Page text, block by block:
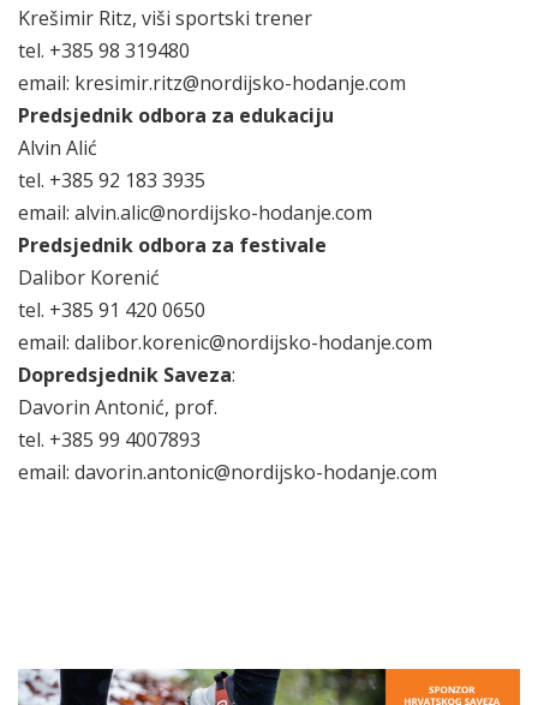
Krešimir Ritz, viši sportski trener
tel. +385 98 319480
email: kresimir.ritz@nordijsko-hodanje.com
Predsjednik odbora za edukaciju
Alvin Alić
tel. +385 92 183 3935
email: alvin.alic@nordijsko-hodanje.com
Predsjednik odbora za festivale
Dalibor Korenić
tel. +385 91 420 0650
email: dalibor.korenic@nordijsko-hodanje.com
Dopredsjednik Saveza:
Davorin Antonić, prof.
tel. +385 99 4007893
email: davorin.antonic@nordijsko-hodanje.com